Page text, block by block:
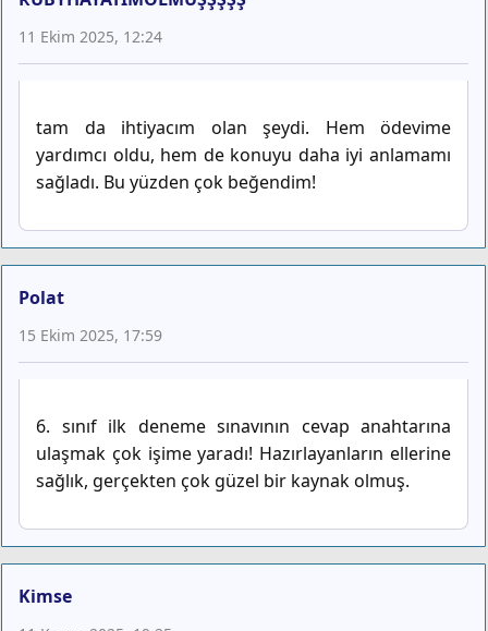
11 Ekim 2025, 12:24
tam da ihtiyacım olan şeydi. Hem ödevime
yardımcı oldu, hem de konuyu daha iyi anlamamı
sağladı. Bu yüzden çok beğendim!
Polat
15 Ekim 2025, 17:59
6. sınıf ilk deneme sınavının cevap anahtarına
ulaşmak çok işime yaradı! Hazırlayanların ellerine
sağlık, gerçekten çok güzel bir kaynak olmuş.
Kimse